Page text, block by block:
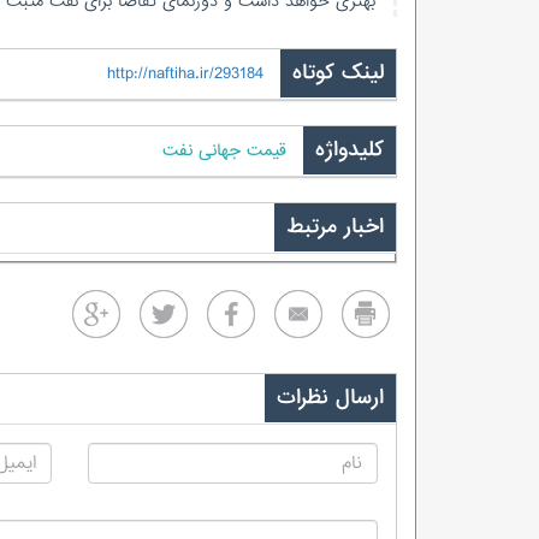
لینک کوتاه http://naftiha.ir/293184
کلیدواژه قیمت جهانی نفت
اخبار مرتبط
ارسال نظرات